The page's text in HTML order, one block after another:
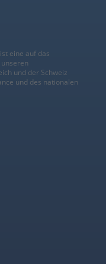
eine auf das
und der Schweiz
und des nationalen